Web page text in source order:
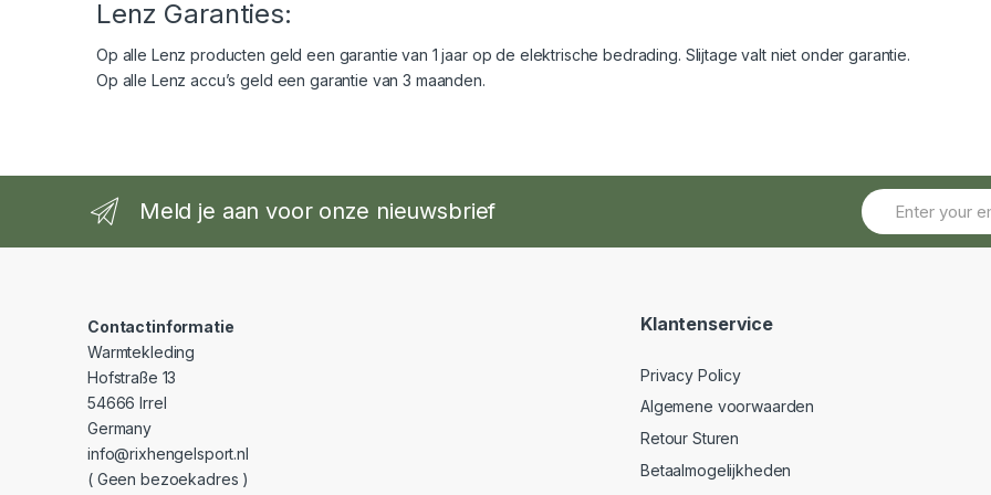
Lenz Garanties:
Op alle Lenz producten geld een garantie van 1 jaar op de elektrische bedrading. Slijtage valt niet onder garantie.
Op alle Lenz accu’s geld een garantie van 3 maanden.
Meld je aan voor onze nieuwsbrief
Contactinformatie
Warmtekleding
Hofstraße 13
54666 Irrel
Germany
info@rixhengelsport.nl
( Geen bezoekadres )
Klantenservice
Privacy Policy
Algemene voorwaarden
Retour Sturen
Betaalmogelijkheden